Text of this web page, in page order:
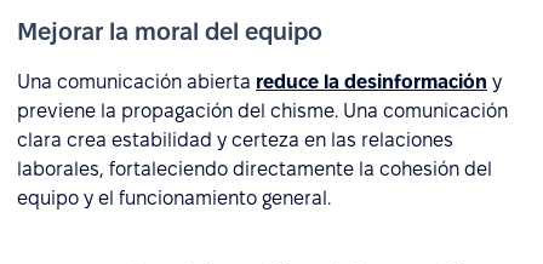
Mejorar la moral del equipo
Una comunicación abierta reduce la desinformación y
previene la propagación del chisme. Una comunicación
clara crea estabilidad y certeza en las relaciones
laborales, fortaleciendo directamente la cohesión del
equipo y el funcionamiento general.